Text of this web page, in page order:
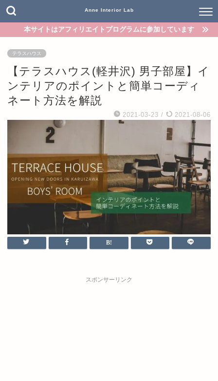
Anne Interior Lab
本サイトはアフィリエイトプログラムに参加しています
テラスハウス
【テラスハウス(軽井沢) 男子部屋】イ
ンテリアのポイントと簡単コーディ
ネート方法を解説
2021-03-23 / 2021-08-06
スポンサーリンク